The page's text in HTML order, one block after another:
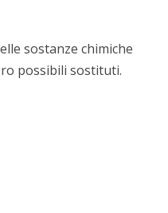
sostanze chimiche
possibili sostituti.